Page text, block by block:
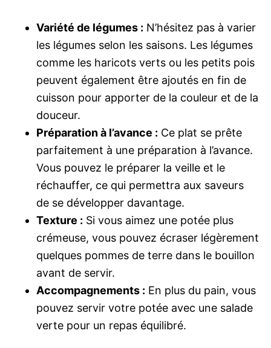
Variété de légumes : N’hésitez pas à varier
les légumes selon les saisons. Les légumes
comme les haricots verts ou les petits pois
peuvent également être ajoutés en fin de
cuisson pour apporter de la couleur et de la
douceur.
Préparation à l’avance : Ce plat se prête
parfaitement à une préparation à l’avance.
Vous pouvez le préparer la veille et le
réchauffer, ce qui permettra aux saveurs
de se développer davantage.
Texture : Si vous aimez une potée plus
crémeuse, vous pouvez écraser légèrement
quelques pommes de terre dans le bouillon
avant de servir.
Accompagnements : En plus du pain, vous
pouvez servir votre potée avec une salade
verte pour un repas équilibré.